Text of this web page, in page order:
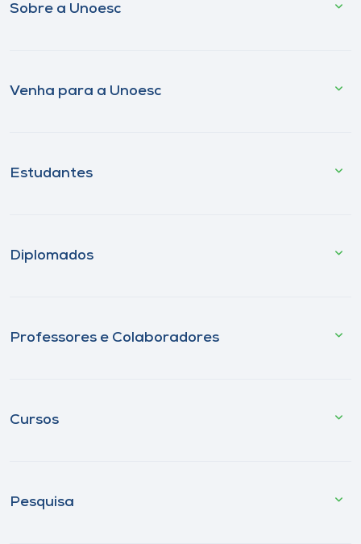
Sobre a Unoesc
Venha para a Unoesc
Estudantes
Diplomados
Professores e Colaboradores
Cursos
Pesquisa